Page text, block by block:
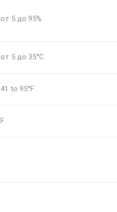
от 5 до 95%
от 5 до 35°C
41 to 95°F
F